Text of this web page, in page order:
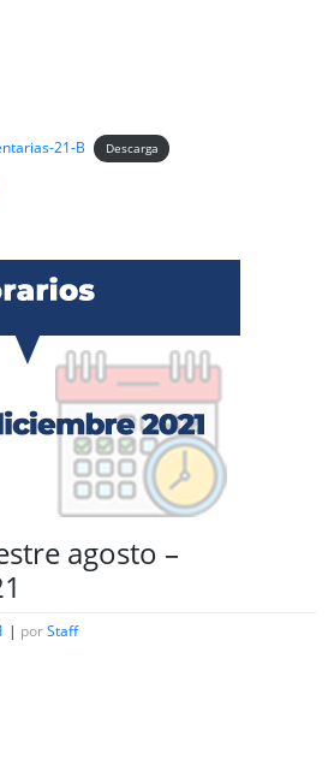
21-B Descarga
agosto –
| porStaff